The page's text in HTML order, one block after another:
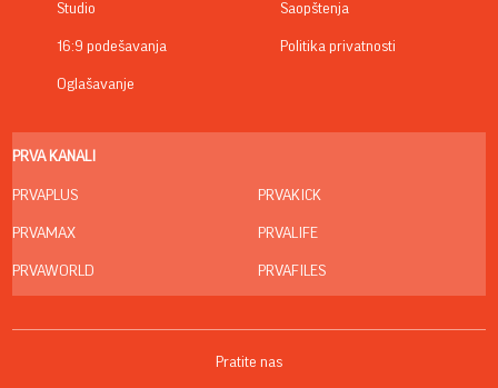
Studio
16:9 podešavanja
Oglašavanje
Saopštenja
Politika privatnosti
PRVA KANALI
PRVAPLUS
PRVAMAX
PRVAWORLD
PRVAKICK
PRVALIFE
PRVAFILES
Pratite nas